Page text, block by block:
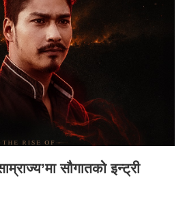
सौगातको इन्ट्री